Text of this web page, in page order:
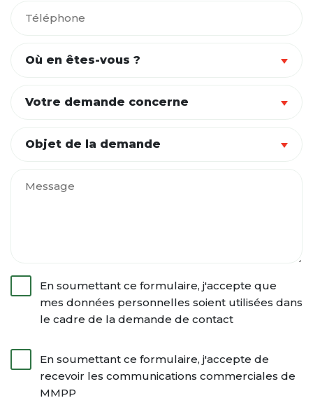
Où en êtes-vous ?
Votre demande concerne
Objet de la demande
En soumettant ce formulaire, j'accepte que
mes données personnelles soient utilisées dans
le cadre de la demande de contact
En soumettant ce formulaire, j'accepte de
recevoir les communications commerciales de
MMPP